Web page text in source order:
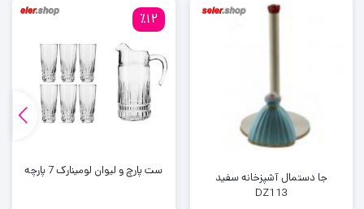
جا دستمال آشپزخانه سفید
DZ113
٪12
ست پارچ و لیوان لومینارک 7 پارچه